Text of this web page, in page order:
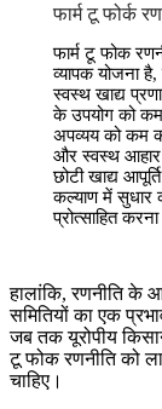
फार्म टू फोर्क
फार्म टू फोक
व्यापक योजना
स्वस्थ खाद्य
के उपयोग को कम
अपव्यय को कम
और स्वस्थ आहार
छोटी खाद्य
कल्याण में सुधार
प्रोत्साहित
हालांकि, रणनीति के
समितियों का एक
जब तक यूरोपीय
टू फोक रणनीति को
चाहिए।